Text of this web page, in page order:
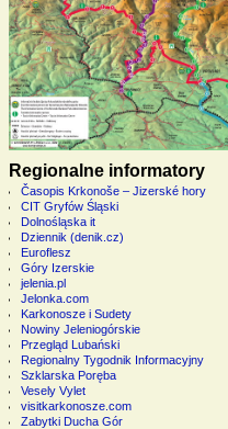
Regionalne informatory
Časopis Krkonoše – Jizerské hory
CIT Gryfów Śląski
Dolnośląska it
Dziennik (denik.cz)
Euroflesz
Góry Izerskie
jelenia.pl
Jelonka.com
Karkonosze i Sudety
Nowiny Jeleniogórskie
Przegląd Lubański
Regionalny Tygodnik Informacyjny
Szklarska Poręba
Vesely Vylet
visitkarkonosze.com
Zabytki Ducha Gór